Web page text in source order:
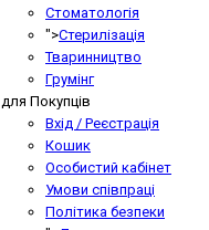
Стоматологія
">Стерилізація
Тваринництво
Грумінг
для Покупців
Вхід / Реєстрація
Кошик
Особистий кабінет
Умови співпраці
Політика безпеки